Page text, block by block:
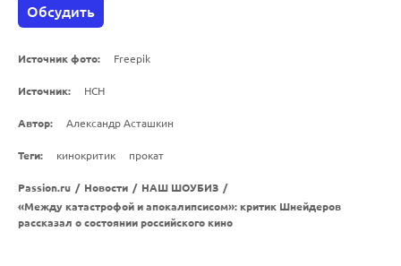
Обсудить
Источник фото: Freepik
Источник: НСН
Автор: Александр Асташкин
Теги: кинокритик прокат
Passion.ru / Новости / НАШ ШОУБИЗ /
«Между катастрофой и апокалипсисом»: критик Шнейдеров
рассказал о состоянии российского кино